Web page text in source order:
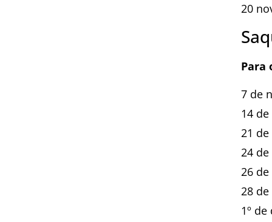
20
Para
7 de
14
21
24
26
28
1º